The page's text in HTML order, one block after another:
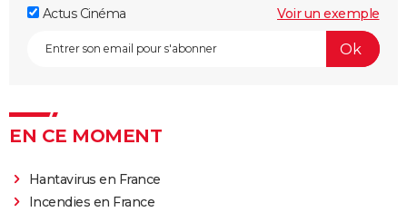
Actus Cinéma
Voir un exemple
EN CE MOMENT
Hantavirus en France
Incendies en France